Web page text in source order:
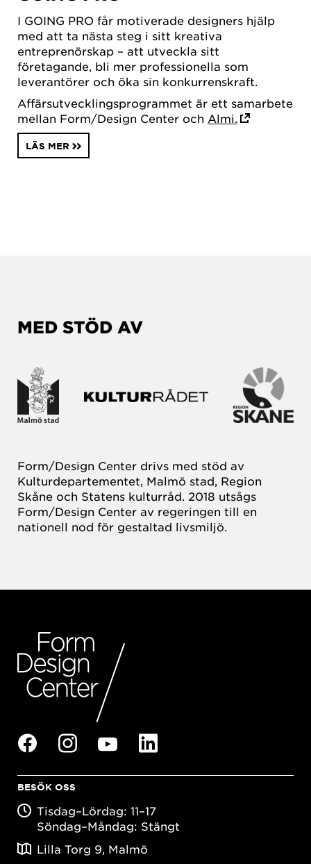
I GOING PRO får motiverade designers hjälp
med att ta nästa steg i sitt kreativa
entreprenörskap – att utveckla sitt
företagande, bli mer professionella som
leverantörer och öka sin konkurrenskraft.
Affärsutvecklingsprogrammet är ett samarbete
mellan Form/Design Center och Almi.
LÄS MER
MED STÖD AV
Form/Design Center drivs med stöd av
Kulturdepartementet, Malmö stad, Region
Skåne och Statens kulturråd. 2018 utsågs
Form/Design Center av regeringen till en
nationell nod för gestaltad livsmiljö.
BESÖK OSS
Tisdag–Lördag: 11–17
Söndag–Måndag: Stängt
Lilla Torg 9, Malmö